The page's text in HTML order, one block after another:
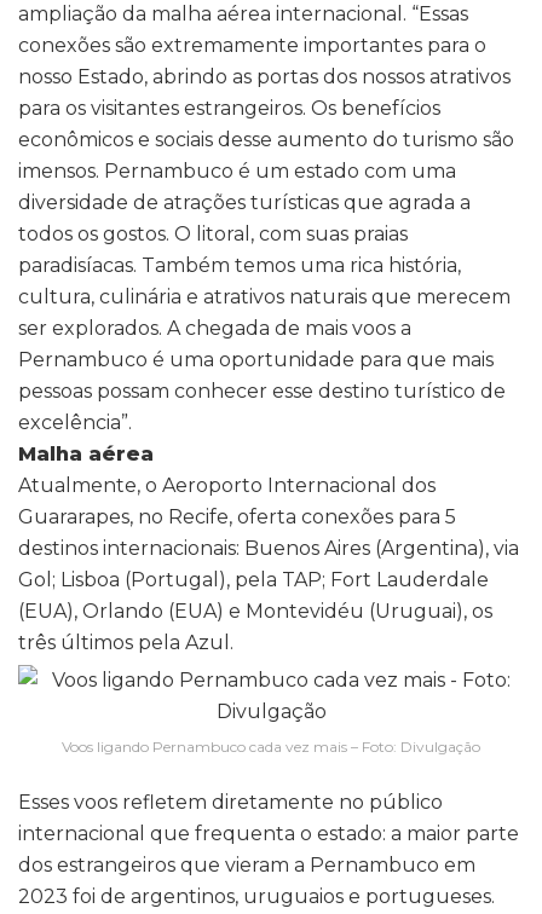
ampliação da malha aérea internacional. “Essas
conexões são extremamente importantes para o
nosso Estado, abrindo as portas dos nossos atrativos
para os visitantes estrangeiros. Os benefícios
econômicos e sociais desse aumento do turismo são
imensos. Pernambuco é um estado com uma
diversidade de atrações turísticas que agrada a
todos os gostos. O litoral, com suas praias
paradisíacas. Também temos uma rica história,
cultura, culinária e atrativos naturais que merecem
ser explorados. A chegada de mais voos a
Pernambuco é uma oportunidade para que mais
pessoas possam conhecer esse destino turístico de
excelência”.
Malha aérea
Atualmente, o Aeroporto Internacional dos
Guararapes, no Recife, oferta conexões para 5
destinos internacionais: Buenos Aires (Argentina), via
Gol; Lisboa (Portugal), pela TAP; Fort Lauderdale
(EUA), Orlando (EUA) e Montevidéu (Uruguai), os
três últimos pela Azul.
Voos ligando Pernambuco cada vez mais – Foto: Divulgação
Esses voos refletem diretamente no público
internacional que frequenta o estado: a maior parte
dos estrangeiros que vieram a Pernambuco em
2023 foi de argentinos, uruguaios e portugueses.